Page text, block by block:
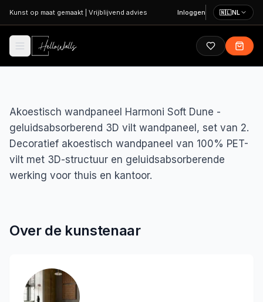
Ga naar hoofdinhoud
Kunst op maat gemaakt Vrijblijvend advies Inloggen 🇳🇱NL
Akoestisch wandpaneel Harmoni Soft Dune -
geluidsabsorberend 3D vilt wandpaneel, set van 2.
Decoratief akoestisch wandpaneel van 100% PET-
vilt met 3D-structuur en geluidsabsorberende
werking voor thuis en kantoor.
Over de kunstenaar